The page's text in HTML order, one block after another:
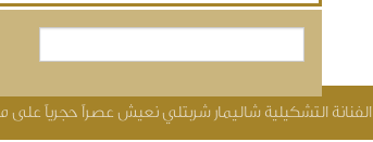
الفنانة التشكيلية شاليمار شربتلي نعيش عصراً حجرياً